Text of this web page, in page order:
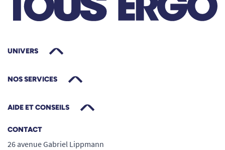
UNIVERS
NOS SERVICES
AIDE ET CONSEILS
CONTACT
26 avenue Gabriel Lippmann